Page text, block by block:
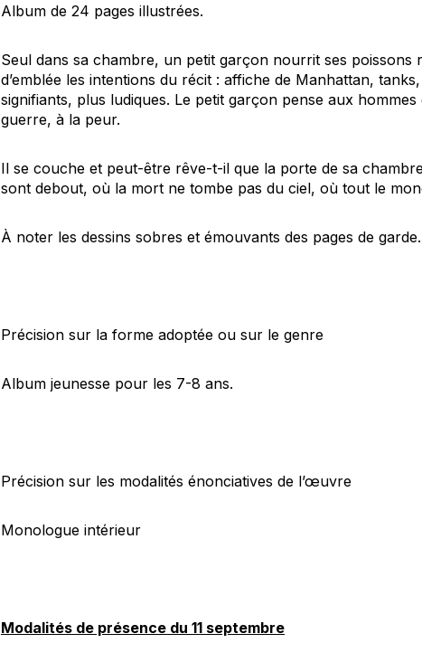
Album de 24 pages illustrées.
Seul dans sa chambre, un petit garçon nourrit ses poissons
d’emblée les intentions du récit : affiche de Manhattan,
signifiants, plus ludiques. Le petit garçon pense aux
guerre, à la peur.
Il se couche et peut-être rêve-t-il que la porte de sa
sont debout, où la mort ne tombe pas du ciel, où tout le
À noter les dessins sobres et émouvants des pages de garde.
Précision sur la forme adoptée ou sur le genre
Album jeunesse pour les 7-8 ans.
Précision sur les modalités énonciatives de l’œuvre
Monologue intérieur
Modalités de présence du 11 septembre